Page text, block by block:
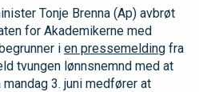
Tonje Brenna (Ap) avbrøt
for Akademikerne med
i en pressemelding fra
tvungen lønnsnemnd med at
3. juni medfører at